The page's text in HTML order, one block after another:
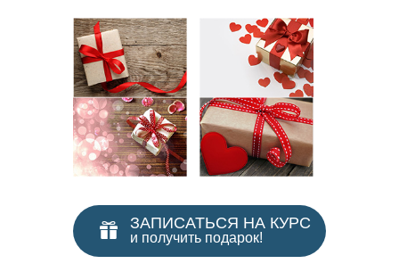
ЗАПИСАТЬСЯ НА КУРС
и получить подарок!